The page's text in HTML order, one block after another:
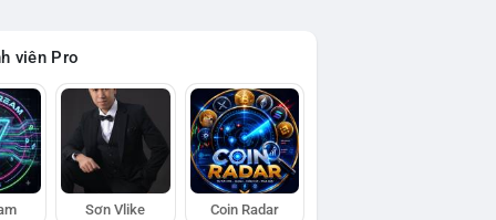
viên Pro
Sơn Vlike Coin Radar